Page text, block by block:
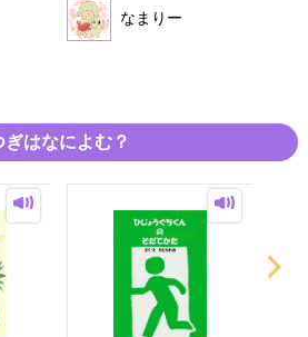
なまりー
ぎはなによむ？